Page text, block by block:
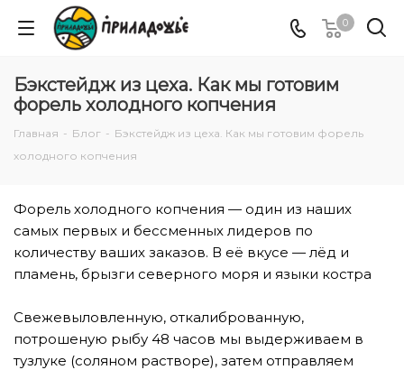
0
Бэкстейдж из цеха. Как мы готовим
форель холодного копчения
Главная - Блог - Бэкстейдж из цеха. Как мы готовим форель
холодного копчения
Форель холодного копчения — один из наших
самых первых и бессменных лидеров по
количеству ваших заказов. В её вкусе — лёд и
пламень, брызги северного моря и языки костра
Свежевыловленную, откалиброванную,
потрошеную рыбу 48 часов мы выдерживаем в
тузлуке (соляном растворе), затем отправляем